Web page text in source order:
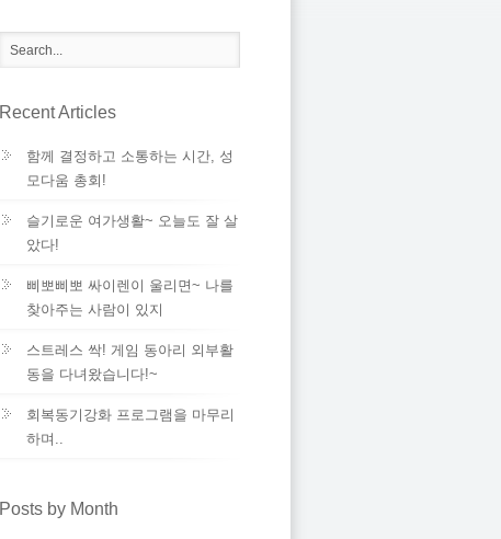
Recent Articles
함께 결정하고 소통하는 시간, 성
모다움 총회!
슬기로운 여가생활~ 오늘도 잘 살
았다!
삐뽀삐뽀 싸이렌이 울리면~ 나를
찾아주는 사람이 있지
스트레스 싹! 게임 동아리 외부활
동을 다녀왔습니다!~
회복동기강화 프로그램을 마무리
하며..
Posts by Month